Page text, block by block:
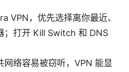
VPN，优先选择离你最近、
；打开 Kill Switch 和 DNS
网络容易被窃听，VPN 能显